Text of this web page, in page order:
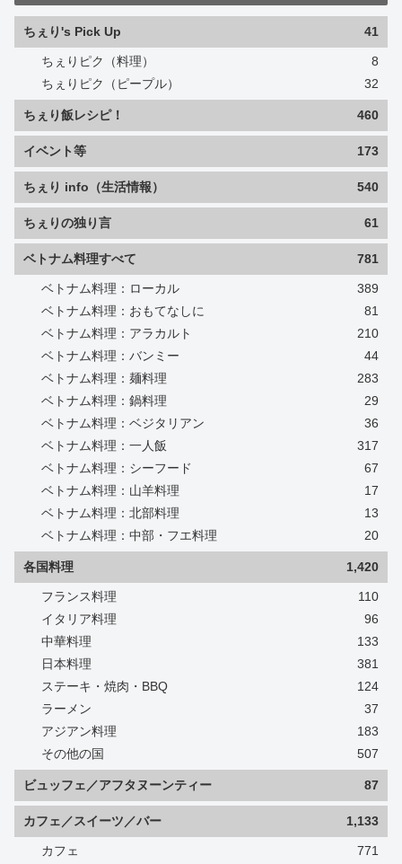
ちぇり's Pick Up 41
ちぇりピク（料理）
8
ちぇりピク（ピープル）
32
ちぇり飯レシピ！ 460
イベント等 173
ちぇり info（生活情報） 540
ちぇりの独り言 61
ベトナム料理すべて 781
ベトナム料理：ローカル
389
ベトナム料理：おもてなしに
81
ベトナム料理：アラカルト
210
ベトナム料理：バンミー
44
ベトナム料理：麺料理
283
ベトナム料理：鍋料理
29
ベトナム料理：ベジタリアン
36
ベトナム料理：一人飯
317
ベトナム料理：シーフード
67
ベトナム料理：山羊料理
17
ベトナム料理：北部料理
13
ベトナム料理：中部・フエ料理
20
各国料理 1,420
フランス料理
110
イタリア料理
96
中華料理
133
日本料理
381
ステーキ・焼肉・BBQ
124
ラーメン
37
アジアン料理
183
その他の国
507
ビュッフェ／アフタヌーンティー 87
カフェ／スイーツ／バー 1,133
カフェ
771